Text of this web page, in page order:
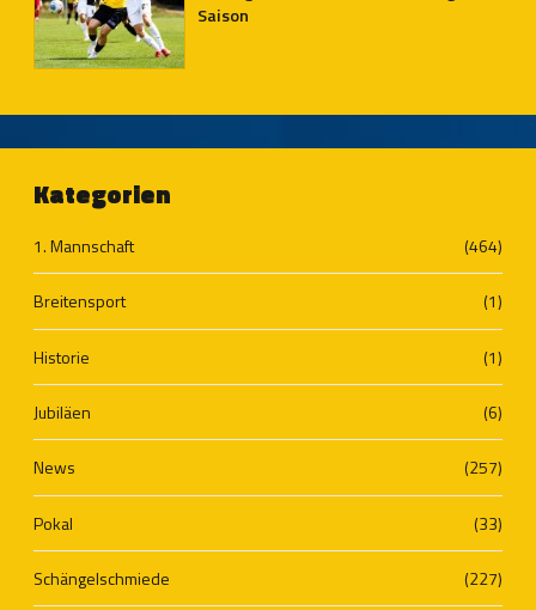
Saison
Kategorien
1. Mannschaft (464)
Breitensport (1)
Historie (1)
Jubiläen (6)
News (257)
Pokal (33)
Schängelschmiede (227)